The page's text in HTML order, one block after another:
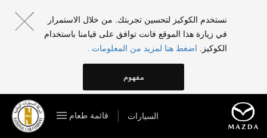
نستخدم الكوكيز لتحسين تجربتك. من خلال الاستمرار
في زيارة هذا الموقع فانت توافق على قيامنا باستخدام
الكوكيز.
اضغط هنا لمزيد من المعلومات .
مفهوم
السيارات قائمة طعام
الفئات والمواصفات
الخصائص
المعرض
الملحقات